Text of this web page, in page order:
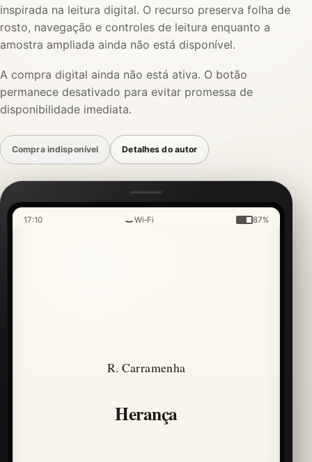
17:10 Wi‑Fi 87%
R. Carramenha
Herança
inspirada na leitura digital. O recurso preserva folha de
rosto, navegação e controles de leitura enquanto a
amostra ampliada ainda não está disponível.
A compra digital ainda não está ativa. O botão
permanece desativado para evitar promessa de
disponibilidade imediata.
Compra indisponível Detalhes do autor